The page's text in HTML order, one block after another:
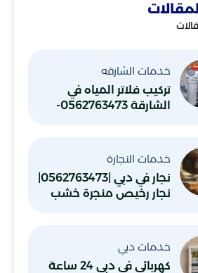
خدمات الشارقه
تركيب فلاتر المياه في
الشارقة 0562763473-
خدمات النجارة
نجار رخيص منجرة خشب
خدمات دبي
كهربائي في دبي 24 ساعة